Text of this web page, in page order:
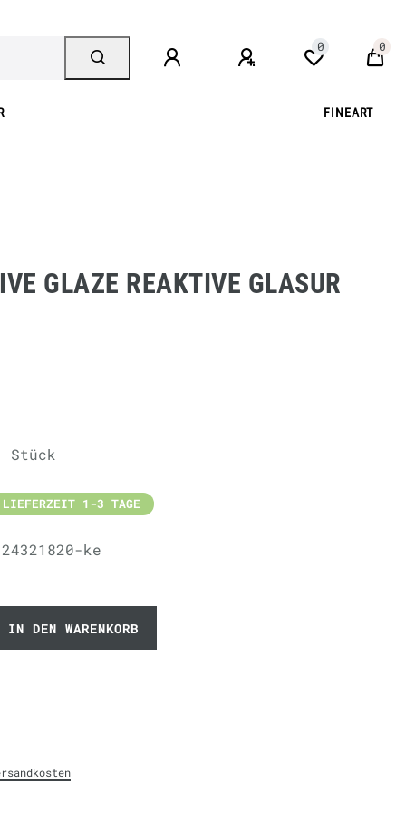
0 0
FINEART
GLAZE REAKTIVE GLASUR
LIEFERZEIT 1-3 TAGE
ke
IN DEN WARENKORB